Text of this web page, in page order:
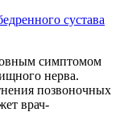
сустава
симптомом
нерва.
позвоночных
врач-